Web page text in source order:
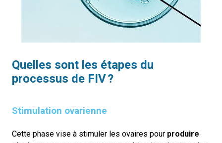
Quelles sont l es étapes du
processus de FIV?
Stimulation ovarienne
Cette phase vise à stimuler les ovaires pour produire